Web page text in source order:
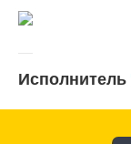
Исполнитель